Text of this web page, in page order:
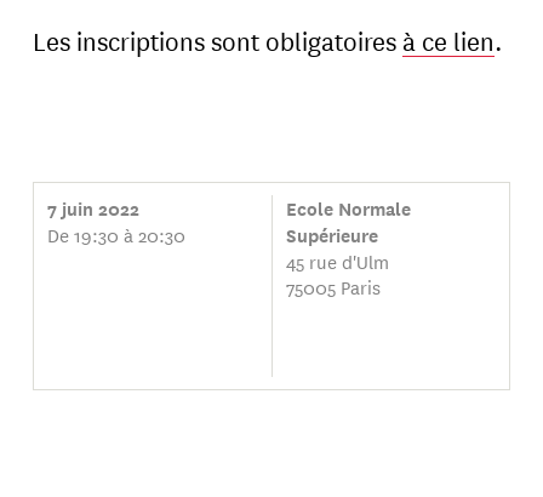
Les inscriptions sont obligatoires à ce lien.
7 juin 2022
De 19:30 à 20:30
Ecole Normale
Supérieure
45 rue d'Ulm
75005 Paris